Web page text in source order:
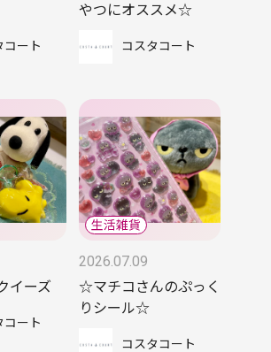
コート
やつにオススメ☆
コスタコート
イーズ
コート
2026.07.09
☆マチコさんのぷっく
りシール☆
コスタコート